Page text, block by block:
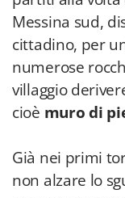
Messina sud,
cittadino, per
numerose
villaggio
cioè muro di
Già nei primi
non alzare lo